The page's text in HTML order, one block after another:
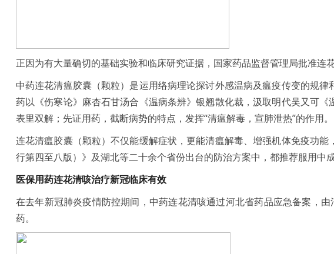
正因为有大量确切的基础实验和临床研究证据，国家药品监督管理局批准连
中药连花清瘟胶囊（颗粒）是运用络病理论探讨外感温病及瘟疫传变的规
药以《伤寒论》麻杏石甘汤合《温病条辨》银翘散化裁，汲取明代吴又可
表里双解；先证用药，截断病势的特点，发挥“清瘟解毒，宣肺泄热”的作用。
连花清瘟胶囊（颗粒）不仅能缓解症状，更能清瘟解毒、增强机体免疫功
行第四至八版）》及湖北等二十余个省份出台的防治方案中，都推荐服用中
医保用药连花清咳治疗新冠临床有效
在去年新冠肺炎疫情防控期间，中药连花清咳通过河北省药品应急备案，
药。